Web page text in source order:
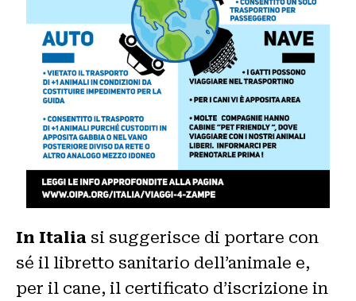
In Italia si suggerisce di portare con
sé il libretto sanitario dell’animale e,
per il cane, il certificato d’iscrizione in